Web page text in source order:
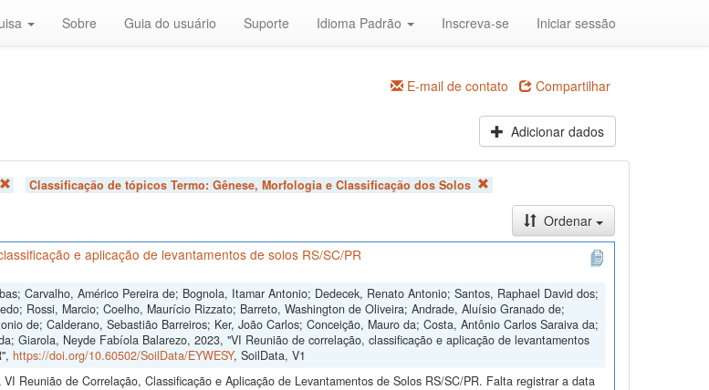
Sobre Guia do usuário Suporte Idioma Padrão Inscreva-se Iniciar sessão
E-mail de contato Compartilhar
Adicionar dados
Classificação de tópicos Termo: Gênese, Morfologia e Classificação dos Solos
Ordenar
e aplicação de levantamentos de solos RS/SC/PR
Carvalho, Américo Pereira de; Bognola, Itamar Antonio; Dedecek, Renato Antonio; Santos, Raphael David dos;
Rossi, Marcio; Coelho, Maurício Rizzato; Barreto, Washington de Oliveira; Andrade, Aluísio Granado de;
de; Calderano, Sebastião Barreiros; Ker, João Carlos; Conceição, Mauro da; Costa, Antônio Carlos Saraiva da;
Giarola, Neyde Fabíola Balarezo, 2023, "VI Reunião de correlação, classificação e aplicação de levantamentos
https://doi.org/10.60502/SoilData/EYWESY, SoilData, V1
Reunião de Correlação, Classificação e Aplicação de Levantamentos de Solos RS/SC/PR. Falta registrar a data